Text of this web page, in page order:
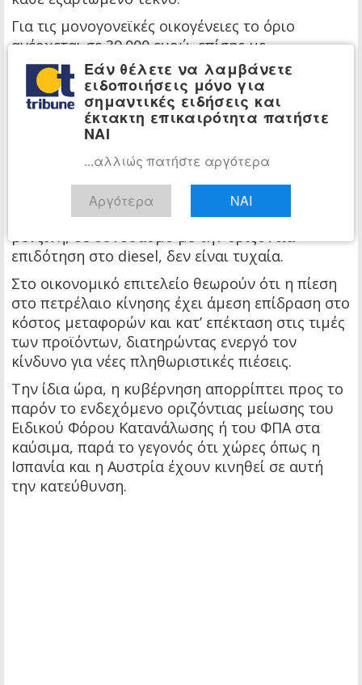
Για τις μονογονεϊκές οικογένειες το όριο
ανέρχεται σε 39.000 ευρώ, επίσης με
προσαύξηση για κάθε επιπλέον παιδί.
Με βάση τον σχεδιασμό, η πλατφόρμα
αναμένεται να ανοίξει εντός της επόμενης
εβδομάδας και τα ποσά να αρχίσουν να
δικαιούχοι να έχουν τη δυνατότητα χρήσης της
ενίσχυσης πριν από το Πάσχα.
Η επιλογή για στοχευμένη ενίσχυση στη
βενζίνη, σε συνδυασμό με την οριζόντια
επιδότηση στο diesel, δεν είναι τυχαία.
Στο οικονομικό επιτελείο θεωρούν ότι η πίεση
στο πετρέλαιο κίνησης έχει άμεση επίδραση στο
κόστος μεταφορών και κατ’ επέκταση στις τιμές
των προϊόντων, διατηρώντας ενεργό τον
κίνδυνο για νέες πληθωριστικές πιέσεις.
Την ίδια ώρα, η κυβέρνηση απορρίπτει προς το
παρόν το ενδεχόμενο οριζόντιας μείωσης του
Ειδικού Φόρου Κατανάλωσης ή του ΦΠΑ στα
καύσιμα, παρά το γεγονός ότι χώρες όπως η
Ισπανία και η Αυστρία έχουν κινηθεί σε αυτή
την κατεύθυνση.
Εάν θέλετε να λαμβάνετε
ειδοποιήσεις μόνο για
σημαντικές ειδήσεις και
έκτακτη επικαιρότητα πατήστε
ΝΑΙ
...αλλιώς πατήστε αργότερα
Αργότερα ΝΑΙ